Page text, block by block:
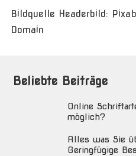
Bildquelle Headerbild:
Domain
Beliebte Beiträge
Online
möglich?
Alles was Sie
Geringfügige